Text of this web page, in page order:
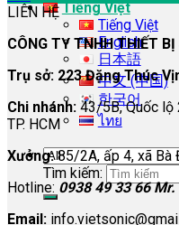
Tiếng Việt
Tiếng Việt
English
日本語
中文 (中国)
한국어
ไทย
Tìm kiếm:
LIÊN HỆ
CÔNG TY TNHH THIẾT
Trụ sở: 223 Đặng Thúc
Chi nhánh: 43/5B, Quốc lộ
TP. HCM
Xưởng:85/2A, ấp 4, xã Bà
Hotline: 0938 49 33 66 Mr.
Email: